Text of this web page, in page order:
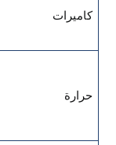
كاميرات
حرارة